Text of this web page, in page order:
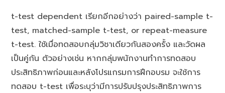
t-test dependent เรียกอีกอย่างว่า paired-sample t-
test, matched-sample t-test, or repeat-measure
t-test. ใช้เมื่อทดสอบกลุ่มวิชาเดียวกันสองครั้ง และวัดผล
เป็นคู่กัน ตัวอย่างเช่น หากกลุ่มพนักงานทำการทดสอบ
ประสิทธิภาพก่อนและหลังโปรแกรมการฝึกอบรม จะใช้การ
ทดสอบ t-test เพื่อระบุว่ามีการปรับปรุงประสิทธิภาพการ